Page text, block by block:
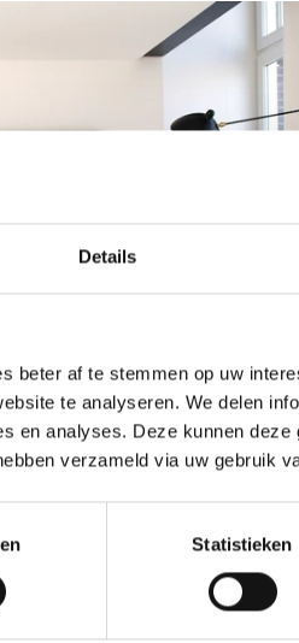
Details
beter af te stemmen op uw
te analyseren. We delen
en analyses. Deze kunnen
verzameld via uw gebruik
Statistieken